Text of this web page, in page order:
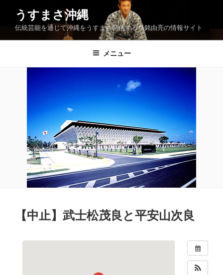
ン
うすまさ沖縄
伝統芸能を通じて沖縄をうすまさ発信する当銘由亮の情報サイト
メニュー
【中止】武士松茂良と平安山次良